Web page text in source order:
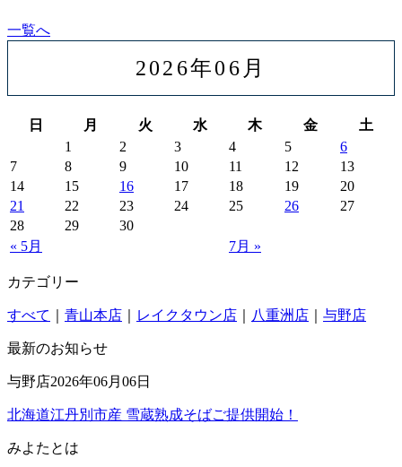
一覧へ
2026年06月
日 月 火 水 木 金 土
« 5月 7月 »
1 2 3 4 5
6
7
8 9 10 11 12
13
14
15 16 17 18 19
20
21
22 23 24 25 26
27
28
29 30
カテゴリー
すべて 青山本店 レイクタウン店 八重洲店 与野店
最新のお知らせ
与野店2026年06月06日
北海道江丹別市産 雪蔵熟成そばご提供開始！
みよたとは